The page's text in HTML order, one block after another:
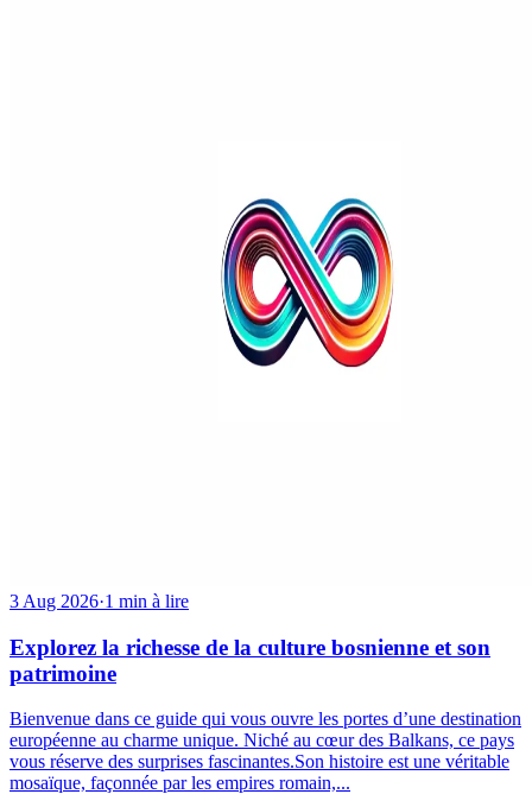
3 Aug 2026·1 min à lire
Explorez la richesse de la culture bosnienne et son
patrimoine
Bienvenue dans ce guide qui vous ouvre les portes d’une destination
européenne au charme unique. Niché au cœur des Balkans, ce pays
vous réserve des surprises fascinantes.Son histoire est une véritable
mosaïque, façonnée par les empires romain,...